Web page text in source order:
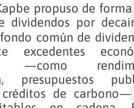
propuso de
dividendos por
común de
excedentes
—como
presupuestos
créditos de